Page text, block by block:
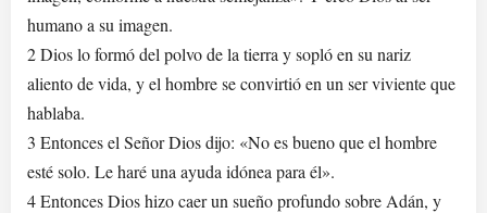
humano a su imagen.
2 Dios lo formó del polvo de la tierra y sopló en su nariz
aliento de vida, y el hombre se convirtió en un ser viviente que
hablaba.
3 Entonces el Señor Dios dijo: «No es bueno que el hombre
esté solo. Le haré una ayuda idónea para él».
4 Entonces Dios hizo caer un sueño profundo sobre Adán, y